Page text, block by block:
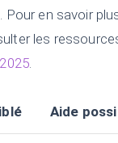
Pour en savoir
les
.
Aide